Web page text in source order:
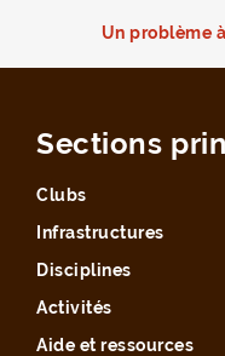
Un problème
Sections
Clubs
Infrastructures
Disciplines
Activités
Aide et ressources